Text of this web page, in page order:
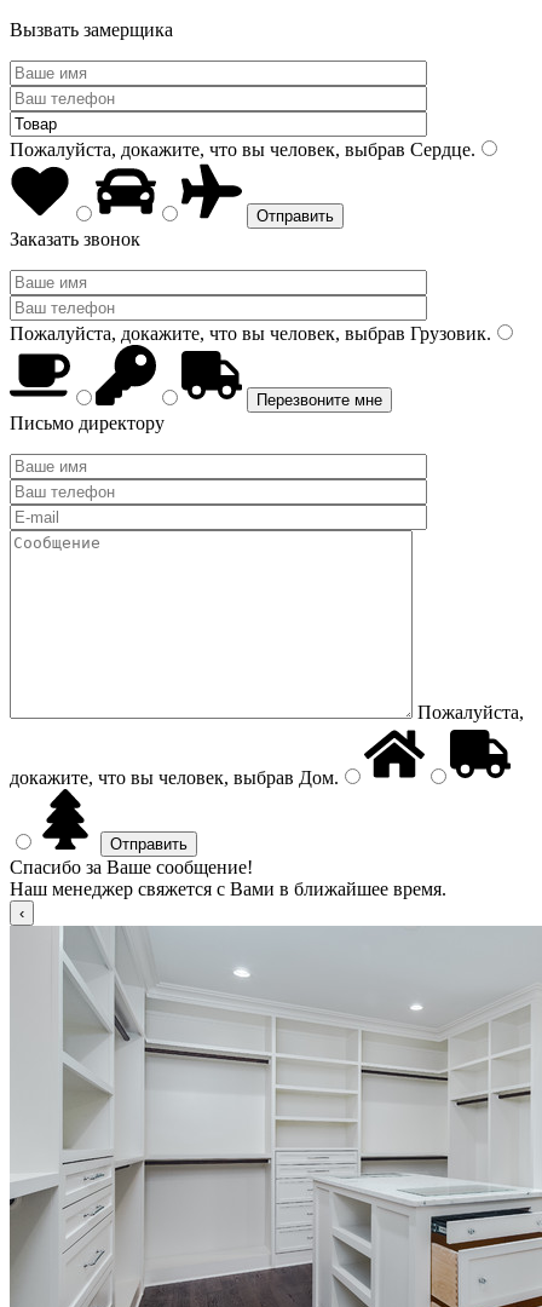
Вызвать замерщика
Пожалуйста, докажите, что вы человек, выбрав Сердце.
Заказать звонок
Пожалуйста, докажите, что вы человек, выбрав Грузовик.
Письмо директору
Пожалуйста,
докажите, что вы человек, выбрав Дом.
Спасибо за Ваше сообщение!
Наш менеджер свяжется с Вами в ближайшее время.